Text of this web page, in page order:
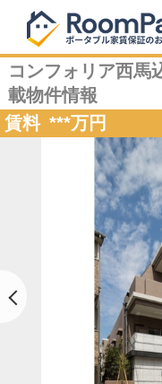
コンフォリア西馬
載物件情報
賃料 ***万円